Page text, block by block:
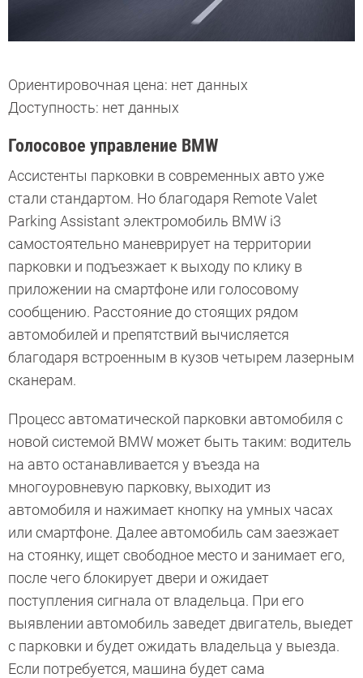
Ориентировочная цена: нет данных
Доступность: нет данных
Голосовое управление BMW
Ассистенты парковки в современных авто уже
стали стандартом. Но благодаря Remote Valet
Parking Assistant электромобиль BMW i3
самостоятельно маневрирует на территории
парковки и подъезжает к выходу по клику в
приложении на смартфоне или голосовому
сообщению. Расстояние до стоящих рядом
автомобилей и препятствий вычисляется
благодаря встроенным в кузов четырем лазерным
сканерам.
Процесс автоматической парковки автомобиля с
новой системой BMW может быть таким: водитель
на авто останавливается у въезда на
многоуровневую парковку, выходит из
автомобиля и нажимает кнопку на умных часах
или смартфоне. Далее автомобиль сам заезжает
на стоянку, ищет свободное место и занимает его,
после чего блокирует двери и ожидает
поступления сигнала от владельца. При его
выявлении автомобиль заведет двигатель, выедет
с парковки и будет ожидать владельца у выезда.
Если потребуется, машина будет сама